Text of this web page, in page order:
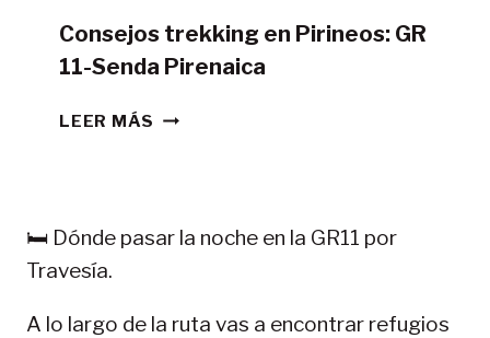
Consejos trekking en Pirineos: GR
11-Senda Pirenaica
LEER MÁS CONSEJOS
11-
🛏️ Dónde pasar la noche en la GR11 por
Travesía.
A lo largo de la ruta vas a encontrar refugios